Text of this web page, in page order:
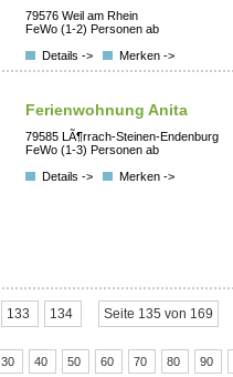
79576 Weil am Rhein
FeWo (1-2) Personen ab
Details ->
Merken ->
Ferienwohnung Anita
79585 LÃ¶rrach-Steinen-Endenburg
FeWo (1-3) Personen ab
Details ->
Merken ->
133 134 Seite 135 von 169
30 40 50 60 70 80 90